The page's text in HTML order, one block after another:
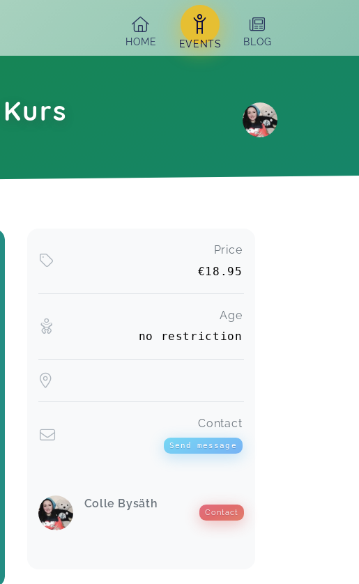
HOME
EVENTS BLOG
Price
€18.95
Age
no restriction
Contact
Send message
Colle Bysäth
Contact